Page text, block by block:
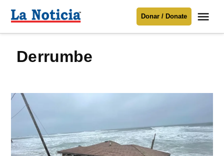
Para mantenerte informado necesitamos
contenido
Noticia
Donar / Donate
Derrumbe